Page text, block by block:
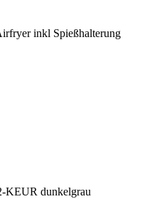
inkl Spießhalterung
KEUR dunkelgrau